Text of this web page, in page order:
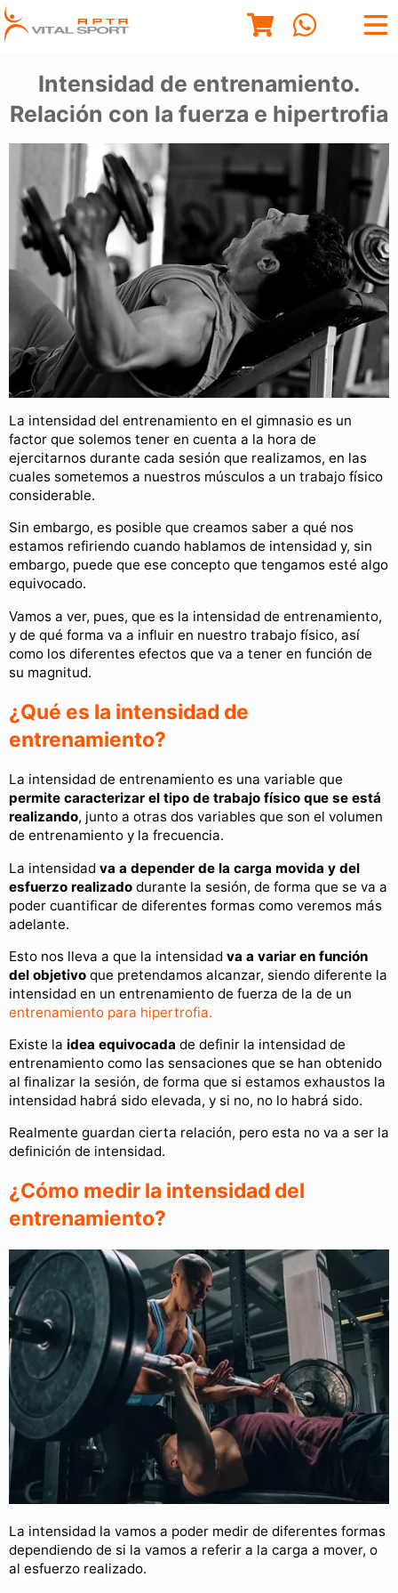
Intensidad de entrenamiento.
Relación con la fuerza e hipertrofia
La intensidad del entrenamiento en el gimnasio es un
factor que solemos tener en cuenta a la hora de
ejercitarnos durante cada sesión que realizamos, en las
cuales sometemos a nuestros músculos a un trabajo físico
considerable.
Sin embargo, es posible que creamos saber a qué nos
estamos refiriendo cuando hablamos de intensidad y, sin
embargo, puede que ese concepto que tengamos esté algo
equivocado.
Vamos a ver, pues, que es la intensidad de entrenamiento,
y de qué forma va a influir en nuestro trabajo físico, así
como los diferentes efectos que va a tener en función de
su magnitud.
¿Qué es la intensidad de
entrenamiento?
La intensidad de entrenamiento es una variable que
permite caracterizar el tipo de trabajo físico que se está
realizando, junto a otras dos variables que son el volumen
de entrenamiento y la frecuencia.
La intensidad va a depender de la carga movida y del
esfuerzo realizado durante la sesión, de forma que se va a
poder cuantificar de diferentes formas como veremos más
adelante.
Esto nos lleva a que la intensidad va a variar en función
del objetivo que pretendamos alcanzar, siendo diferente la
intensidad en un entrenamiento de fuerza de la de un
entrenamiento para hipertrofia.
Existe la idea equivocada de definir la intensidad de
entrenamiento como las sensaciones que se han obtenido
al finalizar la sesión, de forma que si estamos exhaustos la
intensidad habrá sido elevada, y si no, no lo habrá sido.
Realmente guardan cierta relación, pero esta no va a ser la
definición de intensidad.
¿Cómo medir la intensidad del
entrenamiento?
La intensidad la vamos a poder medir de diferentes formas
dependiendo de si la vamos a referir a la carga a mover, o
al esfuerzo realizado.